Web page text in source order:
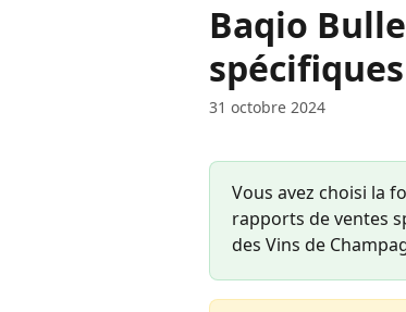
Baqio
spécifiques
31 octobre 2024
Vous avez choisi la
rapports de ventes
des Vins de